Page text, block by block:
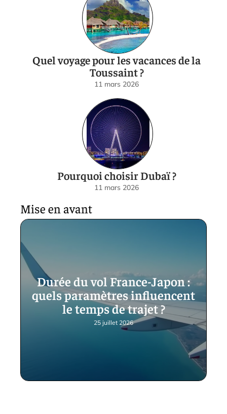
Quel voyage pour les vacances de la
Toussaint ?
11 mars 2026
Pourquoi choisir Dubaï ?
11 mars 2026
Mise en avant
Durée du vol France-Japon :
quels paramètres influencent
le temps de trajet ?
25 juillet 2026